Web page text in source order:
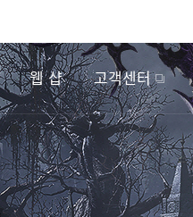
웹 샵 고객센터